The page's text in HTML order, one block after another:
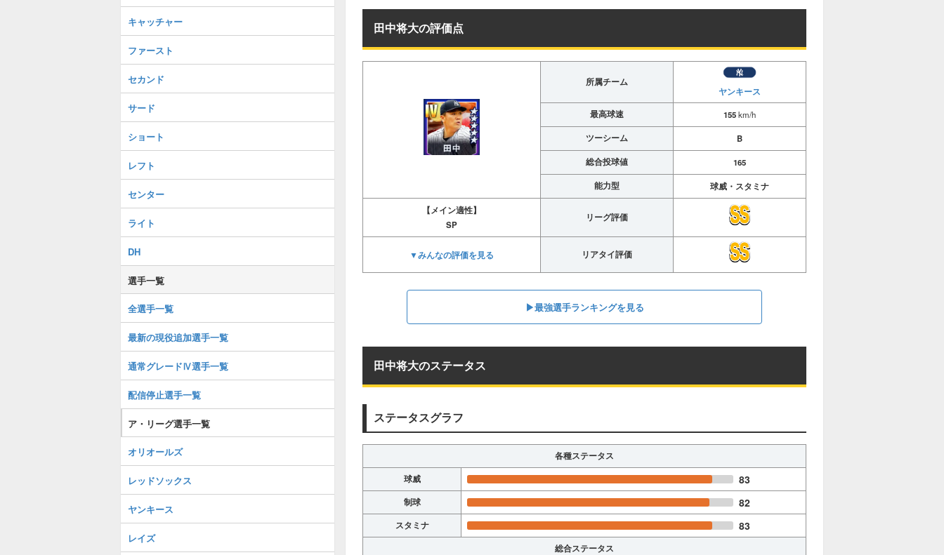
田中将大の評価点
所属チーム
ヤンキース
最高球速 155km/h
ツーシーム
B
総合投球値
165
能力型
球威・スタミナ
【メイン適性】
SP
リーグ評価
▼みんなの評価を見る リアタイ評価
▶︎最強選手ランキングを見る
田中将大のステータス
ステータスグラフ
各種ステータス
球威
83
制球 82
スタミナ 83
総合ステータス
キャッチャー
ファースト
セカンド
サード
ショート
レフト
センター
ライト
DH
選手一覧
全選手一覧
最新の現役追加選手一覧
通常グレードⅣ選手一覧
配信停止選手一覧
ア・リーグ選手一覧
オリオールズ
レッドソックス
ヤンキース
レイズ